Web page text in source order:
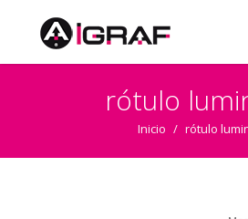
rótulo
Inicio / rótulo